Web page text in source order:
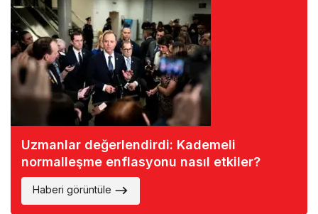
Uzmanlar değerlendirdi: Kademeli
normalleşme enflasyonu nasıl etkiler?
Haberi görüntüle